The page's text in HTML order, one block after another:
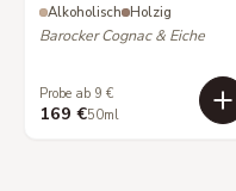
Alkoholisch Holzig
Barocker Cognac & Eiche
Probe ab 9 €
169 €50ml